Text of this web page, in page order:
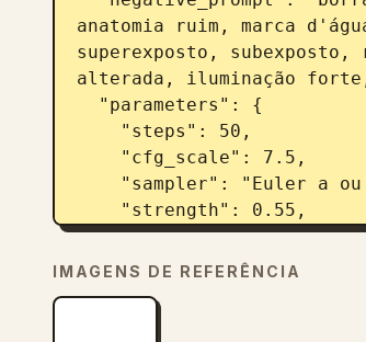
anatomia ruim, marca
superexposto,
alterada, iluminação
    "noise": 0.3,
    "width": 832,
IMAGENS DE REFERÊNCIA